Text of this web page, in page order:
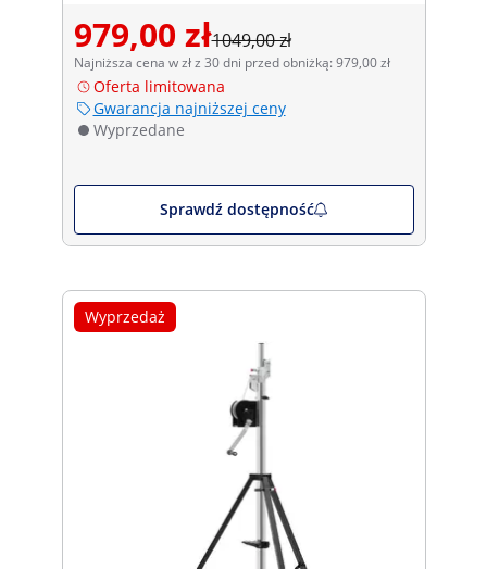
979,00 zł1049,00 zł
Najniższa cena w zł z 30 dni przed obniżką: 979,00 zł
Oferta limitowana
Gwarancja najniższej ceny
Wyprzedane
Sprawdź dostępność
Wyprzedaż